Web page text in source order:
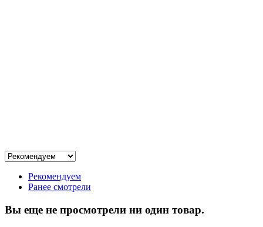
Рекомендуем
Ранее смотрели
Вы еще не просмотрели ни один товар.